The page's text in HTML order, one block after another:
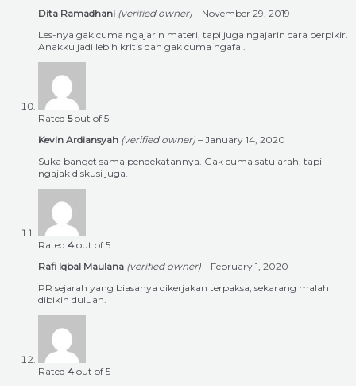
Dita Ramadhani (verified owner) – November 29, 2019
Les-nya gak cuma ngajarin materi, tapi juga ngajarin cara berpikir.
Anakku jadi lebih kritis dan gak cuma ngafal.
Rated 5out of 5
Kevin Ardiansyah (verified owner) – January 14, 2020
Suka banget sama pendekatannya. Gak cuma satu arah, tapi
ngajak diskusi juga.
Rated 4 out of 5
Rafi Iqbal Maulana (verified owner) – February 1, 2020
PR sejarah yang biasanya dikerjakan terpaksa, sekarang malah
dibikin duluan.
Rated 4 out of 5